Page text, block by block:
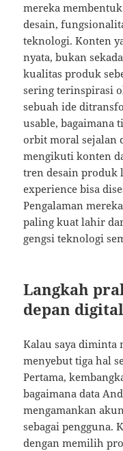
mereka
desain,
teknologi. Konten
nyata, bukan
kualitas produk
sering terinspirasi
sebuah ide
usable, bagaimana
orbit moral sejalan
mengikuti konten
tren desain produk
experience bisa
Pengalaman
paling kuat lahir
gengsi teknologi
Langkah
depan
Kalau saya diminta
menyebut tiga hal
Pertama,
bagaimana data
mengamankan
sebagai pengguna.
dengan memilih